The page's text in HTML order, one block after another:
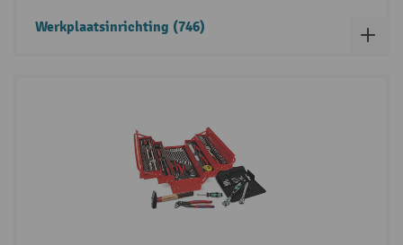
Werkplaatsinrichting (746)